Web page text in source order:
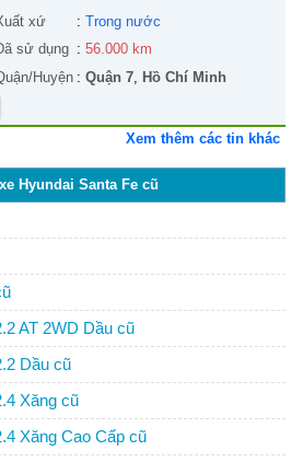
xứ : Trong nước
sử dụng : 56.000 km
Huyện : Quận 7, Hồ Chí Minh
Xem thêm các tin khác
Hyundai Santa Fe cũ
AT 2WD Dầu cũ
Dầu cũ
Xăng cũ
Xăng Cao Cấp cũ